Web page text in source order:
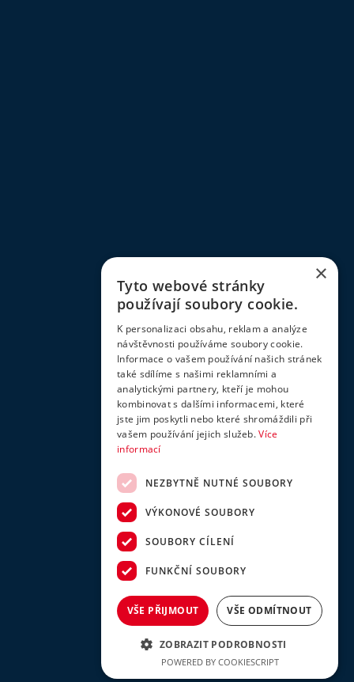
×
Tyto webové stránky
používají soubory cookie.
K personalizaci obsahu, reklam a analýze
návštěvnosti používáme soubory cookie.
Informace o vašem používání našich stránek
také sdílíme s našimi reklamními a
analytickými partnery, kteří je mohou
kombinovat s dalšími informacemi, které
jste jim poskytli nebo které shromáždili při
vašem používání jejich služeb.Více
informací
NEZBYTNĚ NUTNÉ SOUBORY
VÝKONOVÉ SOUBORY
SOUBORY CÍLENÍ
FUNKČNÍ SOUBORY
VŠE PŘIJMOUT VŠE ODMÍTNOUT
ZOBRAZIT PODROBNOSTI
POWERED BY COOKIESCRIPT